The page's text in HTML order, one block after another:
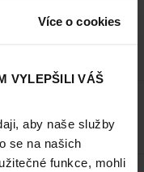
Více o cookies
VYLEPŠILI VÁŠ
aby naše služby
se na našich
funkce, mohli